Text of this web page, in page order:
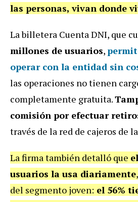
las personas, vivan donde
La billetera Cuenta DNI, que
millones de usuarios,
operar con la entidad sin
las operaciones no tienen
completamente gratuita.
comisión por efectuar
través de la red de cajeros de
La firma también detalló que
usuarios la usa diariamente
del segmento joven: el 56%